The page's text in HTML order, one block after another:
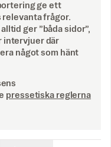
ge ett
relevanta frågor.
ger ”båda sidor”,
intervjuer där
något som hänt
pressetiska reglerna